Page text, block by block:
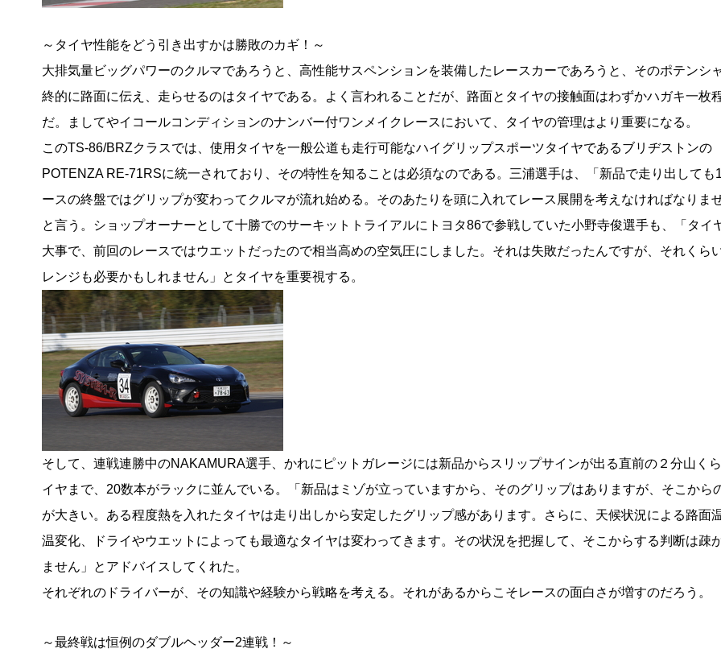
～タイヤ性能をどう引き出すかは勝敗のカギ！～
大排気量ビッグパワーのクルマであろうと、高性能サスペンションを装備したレースカーであろうと、そのポテンシ
終的に路面に伝え、走らせるのはタイヤである。よく言われることだが、路面とタイヤの接触面はわずかハガキ一枚
だ。ましてやイコールコンディションのナンバー付ワンメイクレースにおいて、タイヤの管理はより重要になる。
このTS-86/BRZクラスでは、使用タイヤを一般公道も走行可能なハイグリップスポーツタイヤであるブリヂストンの
POTENZA RE-71RSに統一されており、その特性を知ることは必須なのである。三浦選手は、「新品で走り出しても
ースの終盤ではグリップが変わってクルマが流れ始める。そのあたりを頭に入れてレース展開を考えなければなりませ
と言う。ショップオーナーとして十勝でのサーキットトライアルにトヨタ86で参戦していた小野寺俊選手も、「タイ
大事で、前回のレースではウエットだったので相当高めの空気圧にしました。それは失敗だったんですが、それくら
レンジも必要かもしれません」とタイヤを重要視する。
そして、連戦連勝中のNAKAMURA選手、かれにピットガレージには新品からスリップサインが出る直前の２分山く
イヤまで、20数本がラックに並んでいる。「新品はミゾが立っていますから、そのグリップはありますが、そこから
が大きい。ある程度熱を入れたタイヤは走り出しから安定したグリップ感があります。さらに、天候状況による路面
温変化、ドライやウエットによっても最適なタイヤは変わってきます。その状況を把握して、そこからする判断は疎
ません」とアドバイスしてくれた。
それぞれのドライバーが、その知識や経験から戦略を考える。それがあるからこそレースの面白さが増すのだろう。
～最終戦は恒例のダブルヘッダー2連戦！～